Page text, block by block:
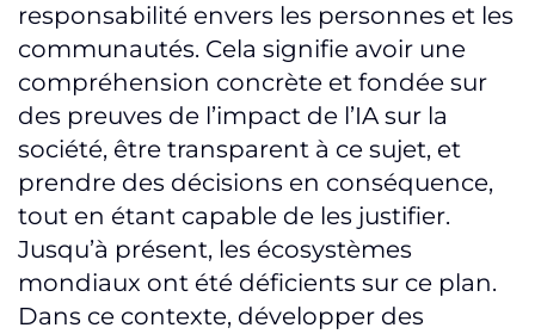
responsabilité envers les personnes et les
communautés. Cela signifie avoir une
compréhension concrète et fondée sur
des preuves de l’impact de l’IA sur la
société, être transparent à ce sujet, et
prendre des décisions en conséquence,
tout en étant capable de les justifier.
Jusqu’à présent, les écosystèmes
mondiaux ont été déficients sur ce plan.
Dans ce contexte, développer des